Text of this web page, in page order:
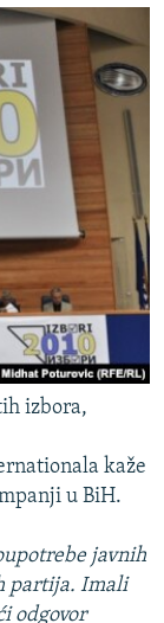
izbora,
kaže
u BiH.
javnih
partija. Imali
odgovor